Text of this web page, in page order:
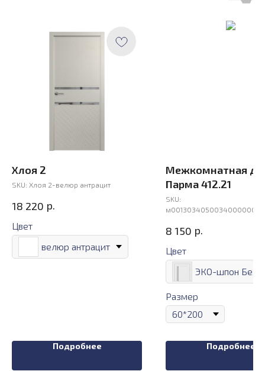
Хлоя 2
SKU: Хлоя 2-велюр антрацит
18 220 р.
Цвет
велюр антрацит
Подробнее
Межкомнатная
Парма 412.21
SKU:
8 150 р.
Цвет
Размер
Подробнее